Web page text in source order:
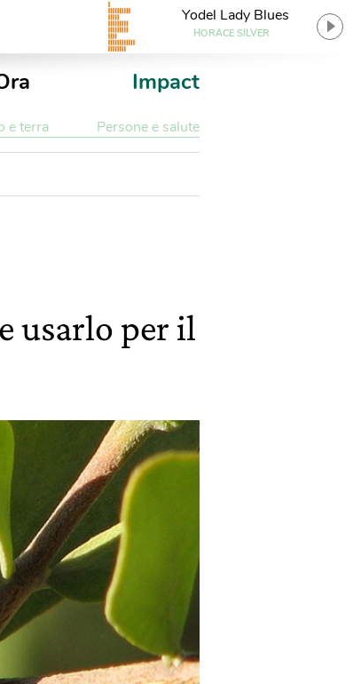
Yodel Lady Blues
HORACE SILVER
Impact
e terra Persone e salute
usarlo per il